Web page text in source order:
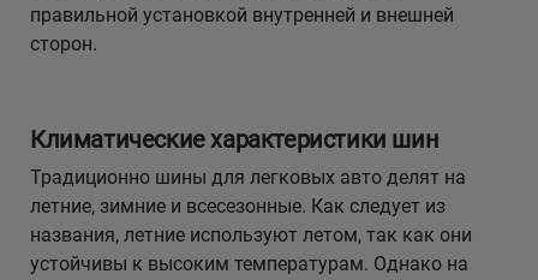
правильной установкой внутренней и внешней
сторон.
Климатические характеристики шин
Традиционно шины для легковых авто делят на
летние, зимние и всесезонные. Как следует из
названия, летние используют летом, так как они
устойчивы к высоким температурам. Однако на